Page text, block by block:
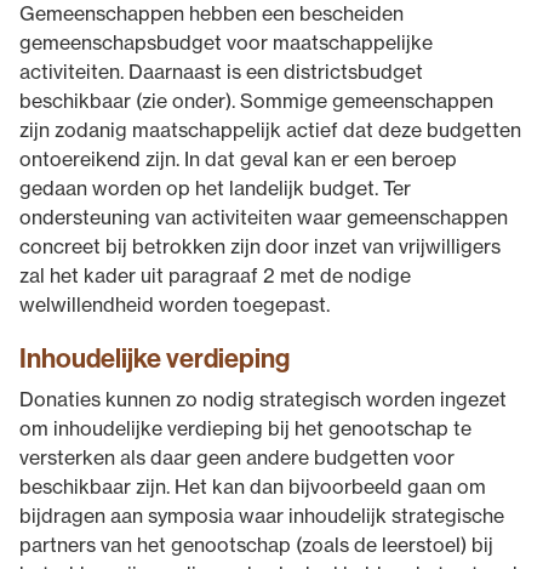
Gemeenschappen hebben een bescheiden
gemeenschapsbudget voor maatschappelijke
activiteiten. Daarnaast is een districtsbudget
beschikbaar (zie onder). Sommige gemeenschappen
zijn zodanig maatschappelijk actief dat deze budgetten
ontoereikend zijn. In dat geval kan er een beroep
gedaan worden op het landelijk budget. Ter
ondersteuning van activiteiten waar gemeenschappen
concreet bij betrokken zijn door inzet van vrijwilligers
zal het kader uit paragraaf 2 met de nodige
welwillendheid worden toegepast.
Inhoudelijke verdieping
Donaties kunnen zo nodig strategisch worden ingezet
om inhoudelijke verdieping bij het genootschap te
versterken als daar geen andere budgetten voor
beschikbaar zijn. Het kan dan bijvoorbeeld gaan om
bijdragen aan symposia waar inhoudelijk strategische
partners van het genootschap (zoals de leerstoel) bij